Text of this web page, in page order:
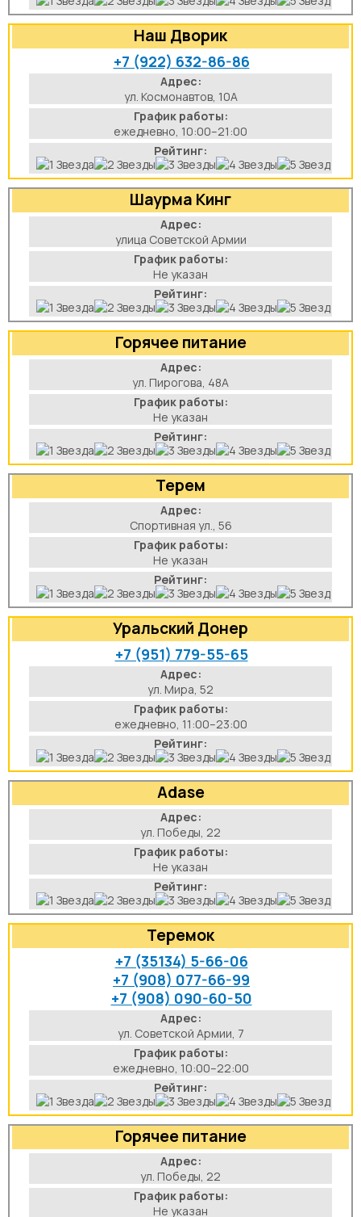
Наш Дворик
+7 (922) 632-86-86
Адрес:
ул. Космонавтов, 10А
График работы:
ежедневно, 10:00–21:00
Рейтинг:
Шаурма Кинг
Адрес:
улица Советской Армии
График работы:
Не указан
Рейтинг:
Горячее питание
Адрес:
ул. Пирогова, 48А
График работы:
Не указан
Рейтинг:
Терем
Адрес:
Спортивная ул., 56
График работы:
Не указан
Рейтинг:
Уральский Донер
+7 (951) 779-55-65
Адрес:
ул. Мира, 52
График работы:
ежедневно, 11:00–23:00
Рейтинг:
Adase
Адрес:
ул. Победы, 22
График работы:
Не указан
Рейтинг:
Теремок
+7 (35134) 5-66-06
+7 (908) 077-66-99
+7 (908) 090-60-50
Адрес:
ул. Советской Армии, 7
График работы:
ежедневно, 10:00–22:00
Рейтинг:
Горячее питание
Адрес:
ул. Победы, 22
График работы:
Не указан